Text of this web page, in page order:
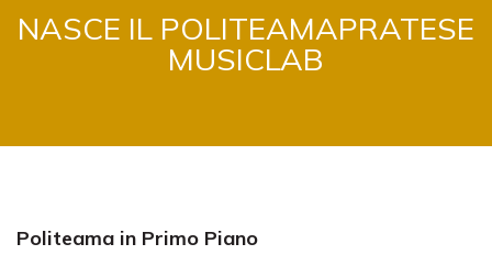
NASCE IL POLITEAMAPRATESE
MUSICLAB
Politeama in Primo Piano